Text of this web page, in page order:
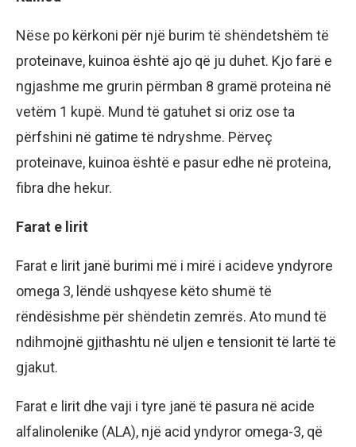
Nëse po kërkoni për një burim të shëndetshëm të
proteinave, kuinoa është ajo që ju duhet. Kjo farë e
ngjashme me grurin përmban 8 gramë proteina në
vetëm 1 kupë. Mund të gatuhet si oriz ose ta
përfshini në gatime të ndryshme. Përveç
proteinave, kuinoa është e pasur edhe në proteina,
fibra dhe hekur.
Farat e lirit
Farat e lirit janë burimi më i mirë i acideve yndyrore
omega 3, lëndë ushqyese këto shumë të
rëndësishme për shëndetin zemrës. Ato mund të
ndihmojnë gjithashtu në uljen e tensionit të lartë të
gjakut.
Farat e lirit dhe vaji i tyre janë të pasura në acide
alfalinolenike (ALA), një acid yndyror omega-3, që